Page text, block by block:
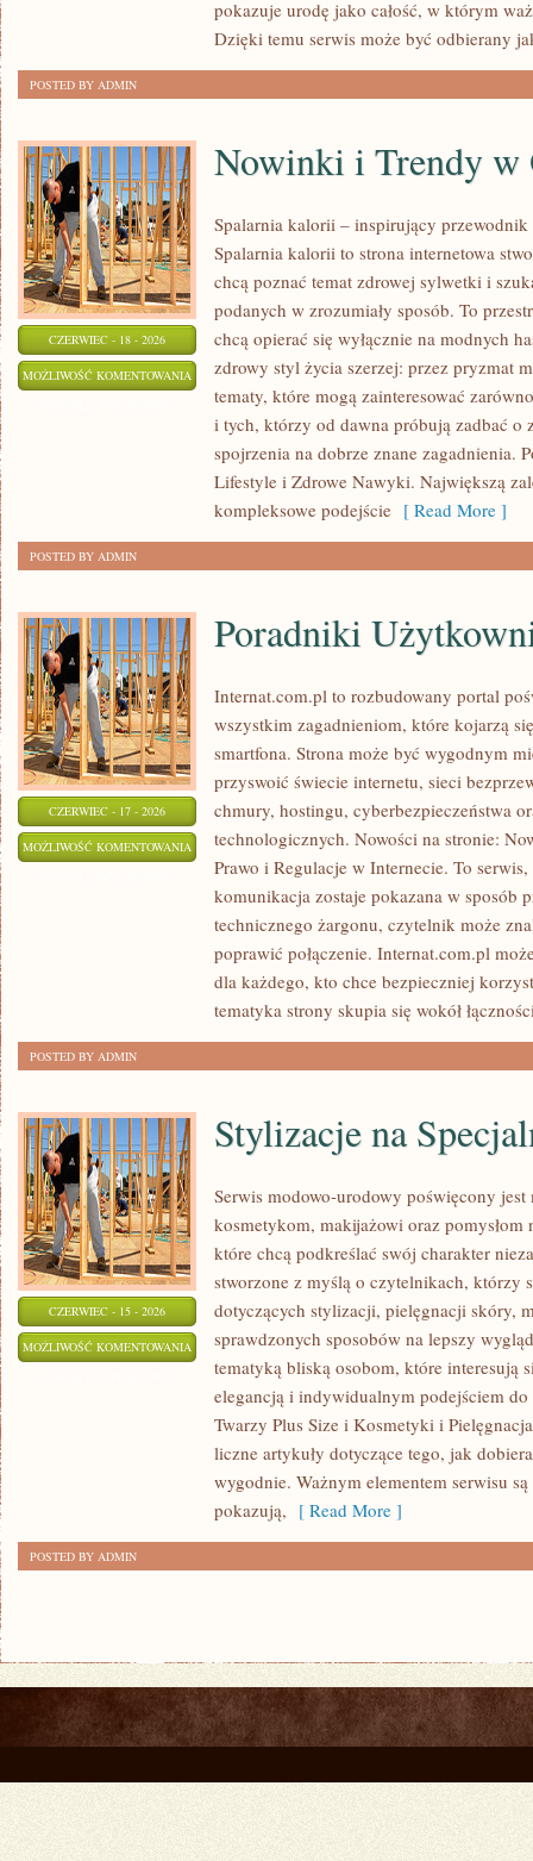
OKAZJĘpokazuje urodę jako całość, w którym
Dzięki temu serwis może być odbierany
POSTED BY ADMIN
CZERWIEC - 18 - 2026
MOŻLIWOŚĆ KOMENTOWANIA NOWINKI
TRENDY
ODCHUDZANIU
Nowinki i Trendy w
Spalarnia kalorii – inspirujący przewodnik
Spalarnia kalorii to strona internetowa
chcą poznać temat zdrowej sylwetki i
podanych w zrozumiały sposób. To
chcą opierać się wyłącznie na modnych
zdrowy styl życia szerzej: przez pryzmat
tematy, które mogą zainteresować
i tych, którzy od dawna próbują zadbać o
spojrzenia na dobrze znane zagadnienia.
Lifestyle i Zdrowe Nawyki. Największą
kompleksowe podejście [ Read More ]
POSTED BY ADMIN
CZERWIEC - 17 - 2026
MOŻLIWOŚĆ KOMENTOWANIA PORADNIKI
UŻYTKOWNIKA
Poradniki
Internat.com.pl to rozbudowany portal
wszystkim zagadnieniom, które kojarzą
smartfona. Strona może być wygodnym
przyswoić świecie internetu, sieci
chmury, hostingu, cyberbezpieczeństwa
technologicznych. Nowości na stronie:
Prawo i Regulacje w Internecie. To
komunikacja zostaje pokazana w sposób
technicznego żargonu, czytelnik może
poprawić połączenie. Internat.com.pl
dla każdego, kto chce bezpieczniej
tematyka strony skupia się wokół
POSTED BY ADMIN
CZERWIEC - 15 - 2026
MOŻLIWOŚĆ KOMENTOWANIA STYLIZACJE
SPECJALNE
OKAZJE
Stylizacje na
Serwis modowo-urodowy poświęcony
kosmetykom, makijażowi oraz
które chcą podkreślać swój charakter
stworzone z myślą o czytelnikach, którzy
dotyczących stylizacji, pielęgnacji skóry,
sprawdzonych sposobów na lepszy
tematyką bliską osobom, które interesują
elegancją i indywidualnym podejściem
Twarzy Plus Size i Kosmetyki i
liczne artykuły dotyczące tego, jak
wygodnie. Ważnym elementem serwisu
pokazują, [ Read More ]
POSTED BY ADMIN